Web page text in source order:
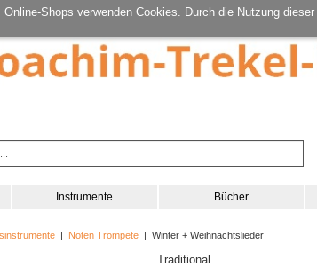
Online-Shops verwenden Cookies. Durch die Nutzung
Instrumente Bücher
| Noten Trompete | Winter + Weihnachtslieder
Traditional